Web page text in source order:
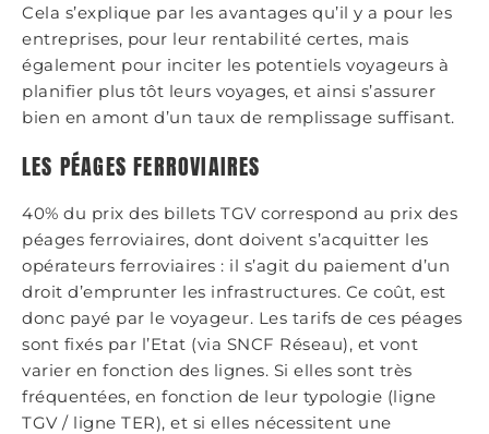
Cela s’explique par les avantages qu’il y a pour les
entreprises, pour leur rentabilité certes, mais
également pour inciter les potentiels voyageurs à
planifier plus tôt leurs voyages, et ainsi s’assurer
bien en amont d’un taux de remplissage suffisant.
LES PÉAGES FERROVIAIRES
40% du prix des billets TGV correspond au prix des
péages ferroviaires, dont doivent s’acquitter les
opérateurs ferroviaires : il s’agit du paiement d’un
droit d’emprunter les infrastructures. Ce coût, est
donc payé par le voyageur. Les tarifs de ces péages
sont fixés par l’Etat (via SNCF Réseau), et vont
varier en fonction des lignes. Si elles sont très
fréquentées, en fonction de leur typologie (ligne
TGV / ligne TER), et si elles nécessitent une